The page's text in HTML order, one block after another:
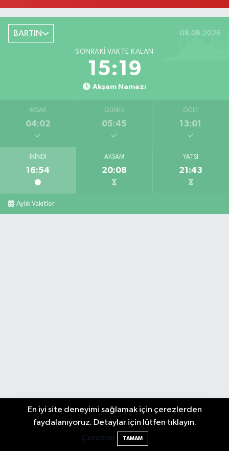
BARTIN 08.08.2026
SONRAKI VAKTE KALAN
15:18
Akşam Namazı
İMSAK
04:02
GÜNEŞ
05:45
ÖĞLE
13:01
İKINDI
16:54
AKŞAM
20:08
YATSI
21:43
Aylık Vakitler
En iyi site deneyimi sağlamak için çerezlerden
faydalanıyoruz. Detaylar için lütfen tıklayın.
Çerezler
TAMAM
22:22 Fındık üreticisinin beklediği haber: TMO
fiyatı açıkladı